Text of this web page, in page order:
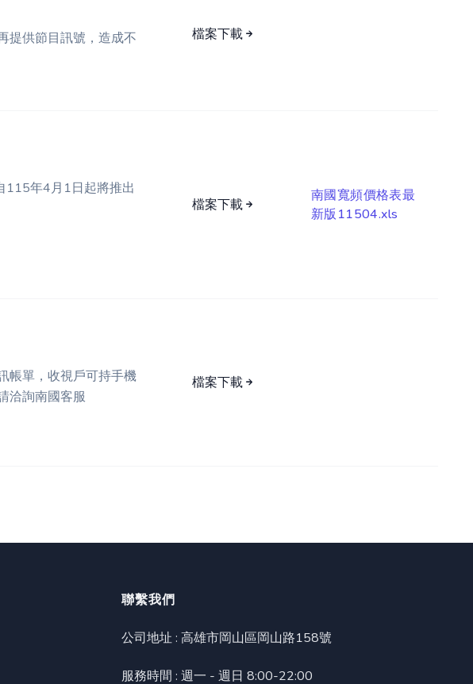
提供節目訊號，造成不
檔案下載
115年4月1日起將推出
檔案下載
南國寬頻價格表最
新版11504.xls
帳單，收視戶可持手機
洽詢南國客服
檔案下載
聯繫我們
公司地址 :高雄市岡山區岡山路158號
服務時間 : 週一 - 週日 8:00-22:00